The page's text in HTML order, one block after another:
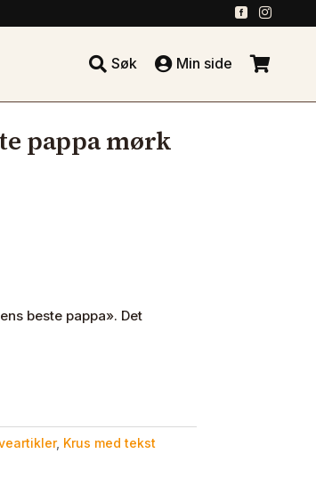
 
 Søk  Min side 
pappa mørk
beste pappa». Det
, Krus med tekst